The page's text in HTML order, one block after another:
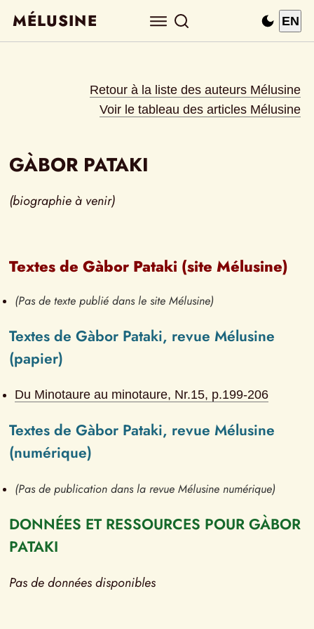
MÉLUSINE EN
Retour à la liste des auteurs Mélusine
Voir le tableau des articles Mélusine
GÀBOR PATAKI
(biographie à venir)
Textes de Gàbor Pataki (site Mélusine)
(Pas de texte publié dans le site Mélusine)
Textes de Gàbor Pataki, revue Mélusine
(papier)
Du Minotaure au minotaure, Nr.15, p.199-206
Textes de Gàbor Pataki, revue Mélusine
(numérique)
(Pas de publication dans la revue Mélusine numérique)
DONNÉES ET RESSOURCES POUR GÀBOR
PATAKI
Pas de données disponibles